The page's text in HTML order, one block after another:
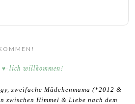
zweifache Mädchenmama (*2012 &
zwischen Himmel & Liebe nach dem